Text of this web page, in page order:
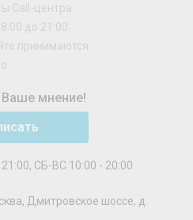
Call-центра:
до 21:00
принимаются
мнение!
СБ-ВС 10:00 - 20:00
, Дмитровское шоссе, д.